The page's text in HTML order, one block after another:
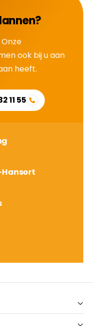
ook bij u aan
heeft.
11 55
Hansort